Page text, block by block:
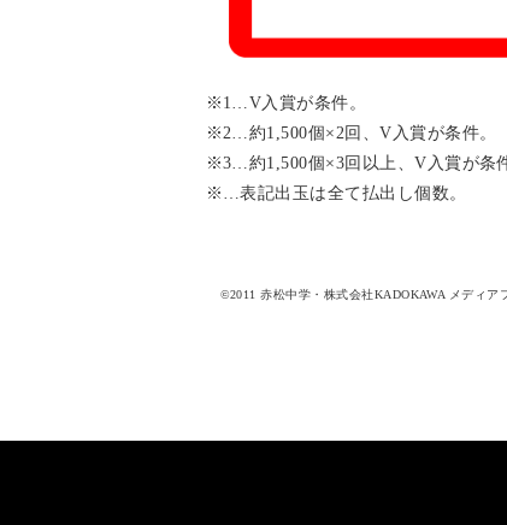
※1…V入賞が条件。
※2…約1,500個×2回、V入賞が条件。
※3…約1,500個×3回以上、V入賞が条
※…表記出玉は全て払出し個数。
©2011 赤松中学・株式会社KADOKAWA メディ